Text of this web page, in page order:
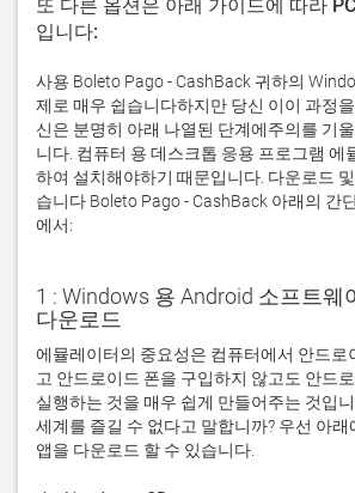
또 다른 옵션은 아래 가이드에 따라
입니다:
사용 Boleto Pago - CashBack 귀하의
제로 매우 쉽습니다하지만 당신 이이 과정
신은 분명히 아래 나열된 단계에주의를 기
니다. 컴퓨터 용 데스크톱 응용 프로그램 에
하여 설치해야하기 때문입니다. 다운로드
습니다 Boleto Pago - CashBack 아래의 간
에서:
1 : Windows 용 Android 소프트웨
다운로드
에뮬레이터의 중요성은 컴퓨터에서 안드로
고 안드로이드 폰을 구입하지 않고도 안드
실행하는 것을 매우 쉽게 만들어주는 것입
세계를 즐길 수 없다고 말합니까? 우선 아